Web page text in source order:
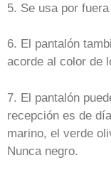
5. Se usa por
6. El pantalón
acorde al color de
7. El pantalón
recepción es de
marino, el verde
Nunca negro.